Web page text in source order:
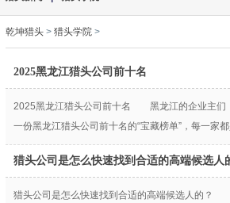
乾坤猎头 > 猎头学院 >
2025黑龙江猎头公司前十名
2025黑龙江猎头公司前十名 黑龙江的企业主们
一份黑龙江猎头公司前十名的“宝藏榜单”，每一家
猎头公司是怎么快速找到合适的高端候选人
猎头公司是怎么快速找到合适的高端候选人的？